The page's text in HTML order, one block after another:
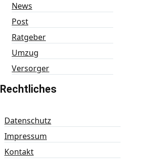
News
Post
Ratgeber
Umzug
Versorger
Rechtliches
Datenschutz
Impressum
Kontakt